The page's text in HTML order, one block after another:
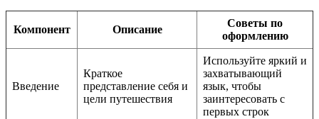
Компонент Описание
Советы по
оформлению
Введение
Краткое
представление себя и
цели путешествия
Используйте яркий и
захватывающий
язык, чтобы
заинтересовать с
первых строк